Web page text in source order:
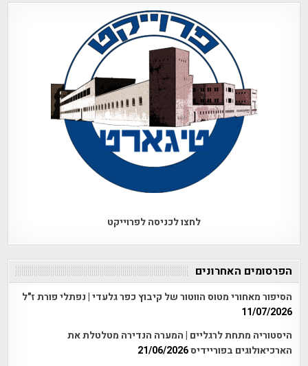
לחצו לכניסה לפרוייקט
הפרסומים האחרונים
הסיפור מאחורי מטוס הווטור של קיבוץ כפר גלעדי | נפתלי פורת ז"ל
11/07/2026
היסטוריה מתחת לרגליים | המערה הנדירה מטלטלת את
הארכיאולוגים בפוריידיס21/06/2026